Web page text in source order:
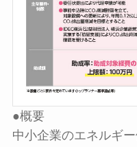
●概要
中小企業のエネルギ